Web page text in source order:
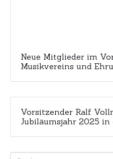
Neue Mitglieder im
Musikvereins und
Vorsitzender Ralf
Jubiläumsjahr 2025